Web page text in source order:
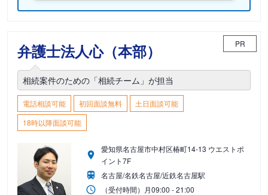
弁護士法人心（本部） PR
相続案件のための「相続チーム」が担当
電話相談可能 初回面談無料
土日面談可能
18時以降面談可能
愛知県名古屋市中村区椿町14-13 ウエストポ
イント7F
名古屋/名鉄名古屋/近鉄名古屋駅
（受付時間） 月09:00 - 21:00